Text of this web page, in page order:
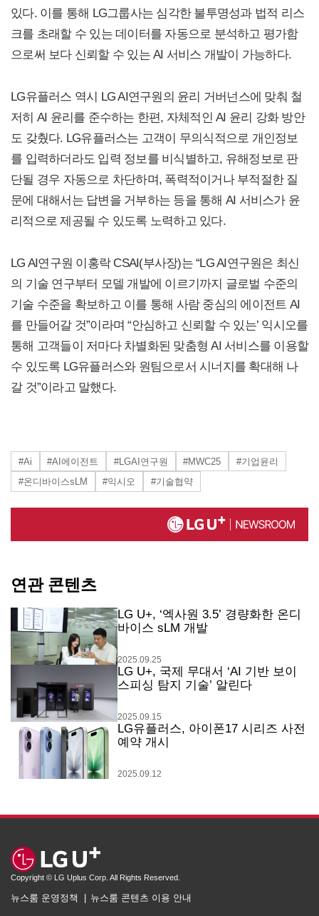
있다. 이를 통해 LG그룹사는 심각한 불투명성과 법적 리스
크를 초래할 수 있는 데이터를 자동으로 분석하고 평가함
으로써 보다 신뢰할 수 있는 AI 서비스 개발이 가능하다.
LG유플러스 역시 LG AI연구원의 윤리 거버넌스에 맞춰 철
저히 AI 윤리를 준수하는 한편, 자체적인 AI 윤리 강화 방안
도 갖췄다. LG유플러스는 고객이 무의식적으로 개인정보
를 입력하더라도 입력 정보를 비식별하고, 유해정보로 판
단될 경우 자동으로 차단하며, 폭력적이거나 부적절한 질
문에 대해서는 답변을 거부하는 등을 통해 AI 서비스가 윤
리적으로 제공될 수 있도록 노력하고 있다.
LG AI연구원 이홍락 CSAI(부사장)는 “LG AI연구원은 최신
의 기술 연구부터 모델 개발에 이르기까지 글로벌 수준의
기술 수준을 확보하고 이를 통해 사람 중심의 에이전트 AI
를 만들어갈 것”이라며 “안심하고 신뢰할 수 있는’ 익시오를
통해 고객들이 저마다 차별화된 맞춤형 AI 서비스를 이용할
수 있도록 LG유플러스와 원팀으로서 시너지를 확대해 나
갈 것”이라고 말했다.
#Ai #AI에이전트 #LGAI연구원 #MWC25
#기업윤리
#온디바이스sLM
#익시오 #기술협약
연관 콘텐츠
LG U+, ‘엑사원 3.5’ 경량화한 온디
바이스 sLM 개발
2025.09.25
LG U+, 국제 무대서 ‘AI 기반 보이
스피싱 탐지 기술’ 알린다
2025.09.15
LG유플러스, 아이폰17 시리즈 사전
예약 개시
2025.09.12
Copyright © LG Uplus Corp. All Rights Reserved.
뉴스룸 운영정책 뉴스룸 콘텐츠 이용 안내